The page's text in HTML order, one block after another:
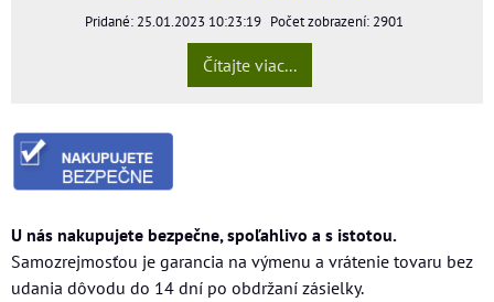
Pridané: 25.01.2023 10:23:19 Počet zobrazení: 2901
Čítajte viac...
U nás nakupujete bezpečne, spoľahlivo a s istotou.
Samozrejmosťou je garancia na výmenu a vrátenie tovaru bez
udania dôvodu do 14 dní po obdržaní zásielky.